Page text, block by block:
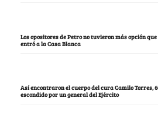
Los opositores de Petro no tuvieron más opción
entró a la Casa Blanca
Así encontraron el cuerpo del cura Camilo Torres,
escondido por un general del Ejército